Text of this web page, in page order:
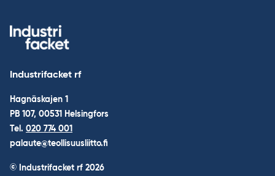
Industrifacket rf
Hagnäskajen 1
PB 107, 00531 Helsingfors
Tel. 020 774 001
palaute@teollisuusliitto.fi
© Industrifacket rf 2026